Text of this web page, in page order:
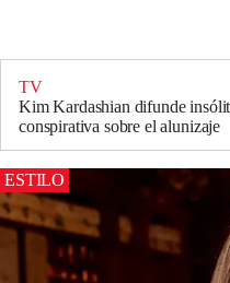
TV
Kim Kardashian difunde
conspirativa sobre el alunizaje
ESTILO